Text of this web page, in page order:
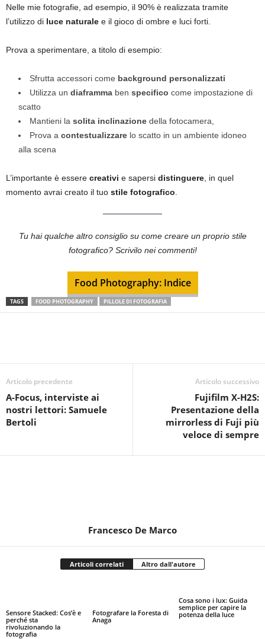
Nelle mie fotografie, ad esempio, il 90% è realizzata tramite
l’utilizzo di luce naturale e il gioco di ombre e luci forti.
Prova a sperimentare, a titolo di esempio:
Sfrutta accessori come background personalizzati
Utilizza un diaframma ben specifico come impostazione di
scatto
Mantieni la solita inclinazione della fotocamera,
Prova a contestualizzare lo scatto in un ambiente idoneo
alla scena
L’importante è essere creativi e sapersi distinguere, in quel
momento avrai creato il tuo stile fotografico.
Tu hai qualche altro consiglio su come creare un proprio stile
fotografico? Scrivilo nei commenti!
Food Photography: Indice
TAGS FOOD PHOTOGRAPHY PILLOLE DI FOTOGRAFIA
Articolo precedente
A-Focus, interviste ai
nostri lettori: Samuele
Bertoli
Articolo successivo
Fujifilm X-H2S:
Presentazione della
mirrorless di Fuji più
veloce di sempre
Francesco De Marco
Articoli correlati Altro dall'autore
Sensore Stacked: Cos’è e
perché sta
rivoluzionando la
fotografia
Fotografare la Foresta di
Anaga
Cosa sono i lux: Guida
semplice per capire la
potenza della luce